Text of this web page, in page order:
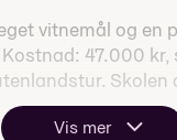
vitnemål og en
47.000 kr,
Skolen
Vis mer